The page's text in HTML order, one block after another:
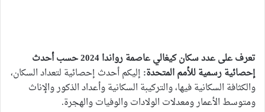
تعرف على عدد سكان كيغالي عاصمة رواندا 2024 حسب أحدث
إحصائية رسمية للأمم المتحدة: إليكم أحدث إحصائية لتعداد السكان،
والكثافة السكانية فيها، والتركيبة السكانية وأعداد الذكور والإناث
ومتوسط الأعمار ومعدلات الولادات والوفيات والهجرة.